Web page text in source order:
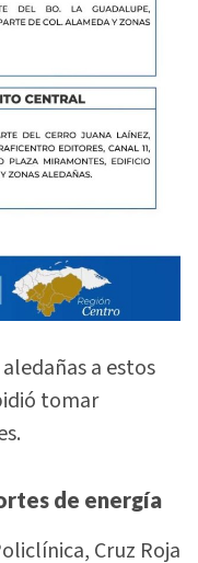
a estos
tomar
de energía
Cruz Roja